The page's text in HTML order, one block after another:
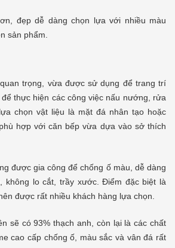
đẹp dễ dàng chọn lựa với nhiều màu
sản phẩm.
trọng, vừa được sử dụng để trang trí
thực hiện các công việc nấu nướng, rửa
chọn vật liệu là mặt đá nhân tạo hoặc
hợp với căn bếp vừa dựa vào sở thích
được gia công để chống ố màu, dễ dàng
không lo cắt, trầy xước. Điểm đặc biệt là
được rất nhiều khách hàng lựa chọn.
sẽ có 93% thạch anh, còn lại là các chất
cao cấp chống ố, màu sắc và vân đá rất